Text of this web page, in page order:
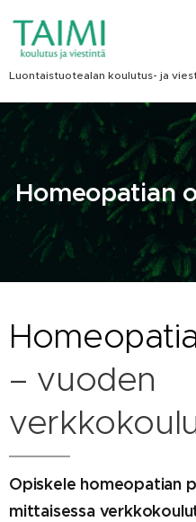
Luontaistuotealan koulutus- ja
Homeopatian
– vuoden
Opiskele homeopatian
mittaisessa